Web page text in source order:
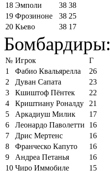
18 Эмполи 38 38
19 Фрозиноне 38 25
20 Кьево 38 17
Бомбардиры:
№ Игрок
Г
1
Фабио Квальярелла
26
2
Дуван Сапата
23
3
Кшиштоф Пёнтек
22
4
Криштиану Роналду
21
5
Аркадиуш Милик
17
6
Леонардо Паволетти
16
7
Дрис Мертенс
16
8
Франческо Капуто
16
9
Андреа Петанья
16
10 Чиро Иммобиле
15